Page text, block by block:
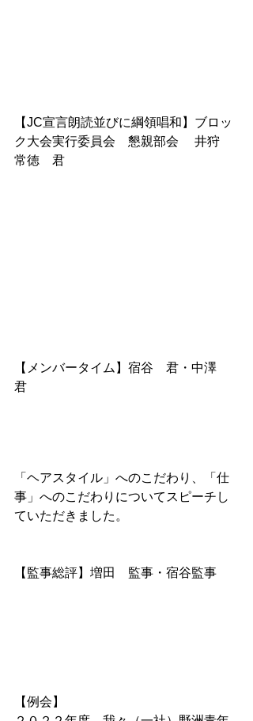
【JC宣言朗読並びに綱領唱和】ブロッ
ク大会実行委員会　懇親部会　 井狩
常徳　君
【メンバータイム】宿谷　君・中澤
君
「ヘアスタイル」へのこだわり、「仕
事」へのこだわりについてスピーチし
ていただきました。
【監事総評】増田　監事・宿谷監事
【例会】